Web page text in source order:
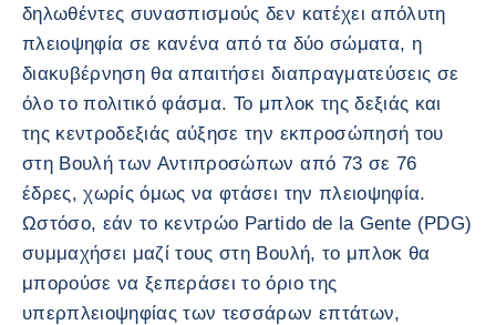
δηλωθέντες συνασπισμούς δεν κατέχει απόλυτη
πλειοψηφία σε κανένα από τα δύο σώματα, η
διακυβέρνηση θα απαιτήσει διαπραγματεύσεις σε
όλο το πολιτικό φάσμα. Το μπλοκ της δεξιάς και
της κεντροδεξιάς αύξησε την εκπροσώπησή του
στη Βουλή των Αντιπροσώπων από 73 σε 76
έδρες, χωρίς όμως να φτάσει την πλειοψηφία.
Ωστόσο, εάν το κεντρώο Partido de la Gente (PDG)
συμμαχήσει μαζί τους στη Βουλή, το μπλοκ θα
μπορούσε να ξεπεράσει το όριο της
υπερπλειοψηφίας των τεσσάρων επτάτων,